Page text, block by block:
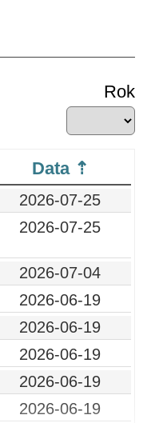
Rok
Data
2026-07-25
2026-07-25
2026-07-04
2026-06-19
2026-06-19
2026-06-19
2026-06-19
2026-06-19